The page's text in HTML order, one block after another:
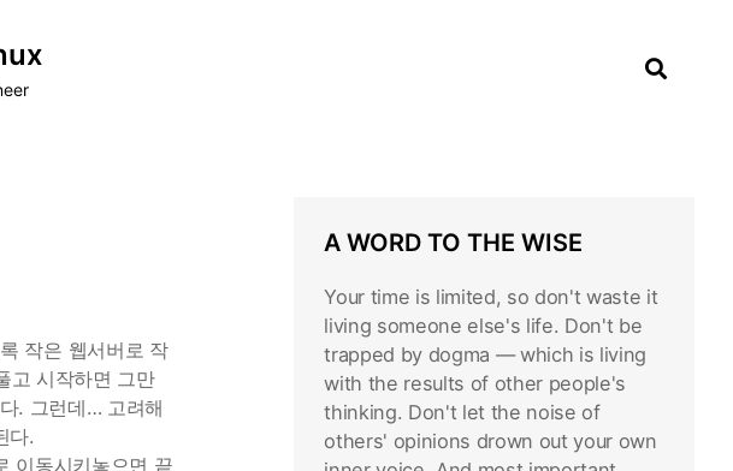
작은 웹서버로 작
고 시작하면 그만
. 그런데… 고려해
다.
이동시키놓으면 끝
A WORD TO THE WISE
Your time is limited, so don't waste it
living someone else's life. Don't be
trapped by dogma — which is living
with the results of other people's
thinking. Don't let the noise of
others' opinions drown out your own